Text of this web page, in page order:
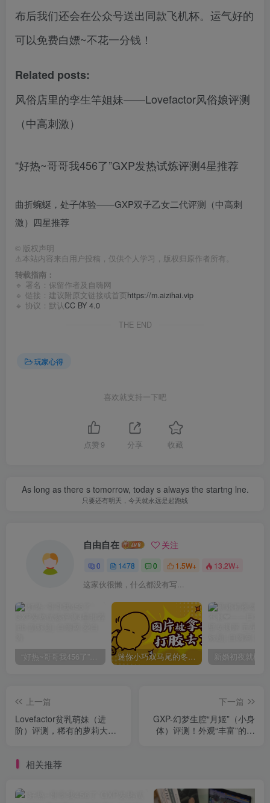
布后我们还会在公众号送出同款飞机杯。运气好的
可以免费白嫖~不花一分钱！
Related posts:
风俗店里的孪生竿姐妹——Lovefactor风俗娘评测
（中高刺激）
“好热~哥哥我456了”GXP发热试炼评测4星推荐
曲折蜿蜒，处子体验——GXP双子乙女二代评测（中高刺
激）四星推荐
© 版权声明
⚠️本站内容来自用户投稿，仅供个人学习，版权归原作者所有。
转载指南：
🔹 署名：保留作者及 自嗨网
🔹 链接：建议附原文链接或首页https://m.aizihai.vip
🔹 协议：默认CC BY 4.0
THE END
玩家心得
喜欢就支持一下吧
点赞 9 分享 收藏
As long as there s tomorrow, today s always the startng lne.
只要还有明天，今天就永远是起跑线
自由自在 关注
0 1478 0 1.5W+ 13.2W+
这家伙很懒，什么都没有写...
迷你小巧双马尾的冬爱琴音写真分享，虎牙妹妹YYDS!
上一篇
Lovefactor贫乳萌妹（进
阶）评测，稀有的萝莉大身
下一篇
GXP-幻梦生腔“月姬”（小身
体）评测！外观“丰富”的小
相关推荐